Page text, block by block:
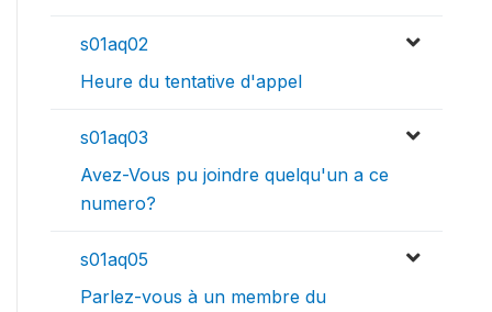
s01aq02
Heure du tentative d'appel
s01aq03
Avez-Vous pu joindre quelqu'un a ce
numero?
s01aq05
Parlez-vous à un membre du